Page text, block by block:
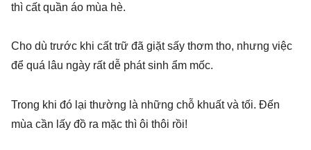
thì cất quần áo mùa hè.
Cho dù trước khi cất trữ đã giặt sấy thơm tho, nhưng việc
để quá lâu ngày rất dễ phát sinh ẩm mốc.
Trong khi đó lại thường là những chỗ khuất và tối. Đến
mùa cần lấy đồ ra mặc thì ôi thôi rồi!